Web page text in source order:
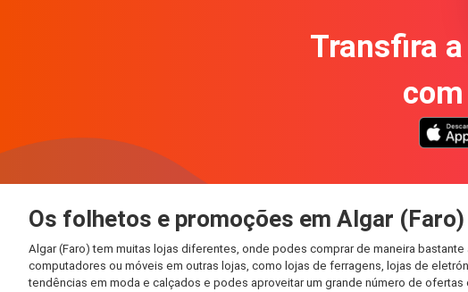
Transfira
Os folhetos e promoções em Algar (Faro)
Algar (Faro) tem muitas lojas diferentes, onde podes comprar de maneira
computadores ou móveis em outras lojas, como lojas de ferragens, lojas de
tendências em moda e calçados e podes aproveitar um grande número de